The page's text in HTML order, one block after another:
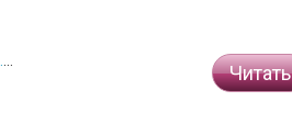
Читать